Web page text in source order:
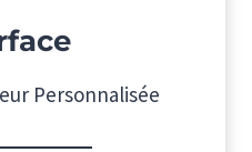
Personnalisée